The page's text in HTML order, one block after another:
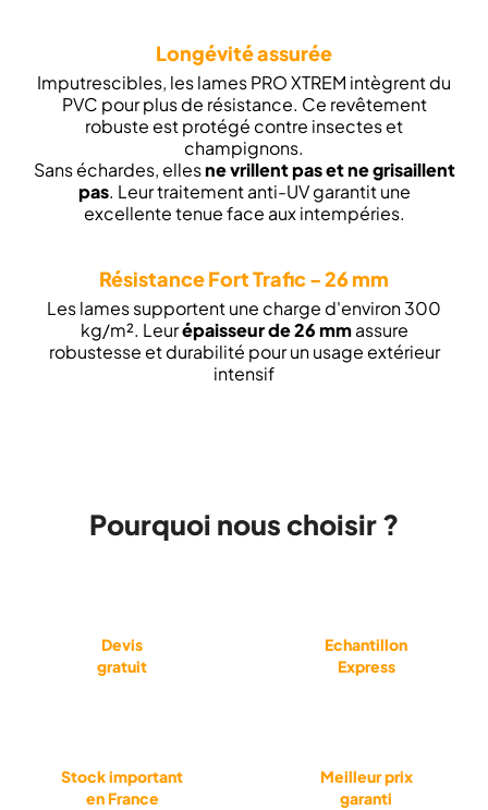
Longévité assurée
Imputrescibles, les lames PRO XTREM intègrent du
PVC pour plus de résistance. Ce revêtement
robuste est protégé contre insectes et
champignons.
Sans échardes, ellesne vrillent pas et ne grisaillent
pas. Leur traitement anti-UV garantit une
excellente tenue face aux intempéries.
Résistance Fort Trafic - 26 mm
Les lames supportent une charge d'environ 300
kg/m². Leurépaisseur de 26 mmassure
robustesse et durabilité pour un usage extérieur
intensif
Pourquoi nous choisir ?
Devis
gratuit
Echantillon
Express
Stock important
en France
Meilleur prix
garanti